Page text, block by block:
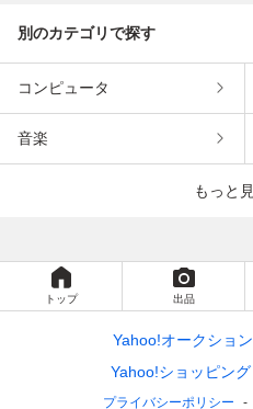
別のカテゴリで探す
コンピュータ
音楽
もっと
トップ 出品
Yahoo!オークション
Yahoo!ショッピング
プライバシーポリシー